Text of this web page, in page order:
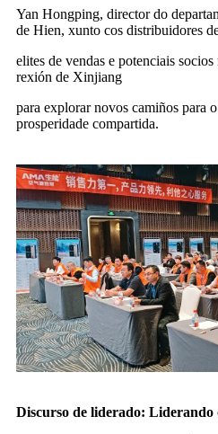
Yan Hongping, director do
de Hien, xunto cos distribuidores
elites de vendas e potenciais
rexión de Xinjiang
para explorar novos camiños para
prosperidade compartida.
Discurso de liderado: Liderando